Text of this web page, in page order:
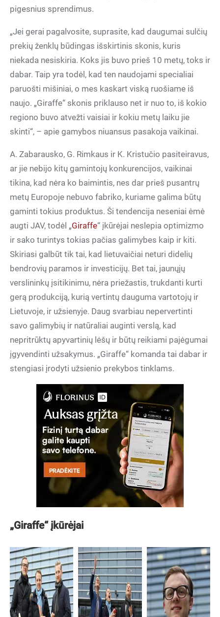
pigesnius sprendimus.
„Jei gerai pagalvosite, suprasite, kad daugumai sulčių
prekių ženklų būdingas išskirtinis skonis, kuris
niekada nesiskiria. Koks jis buvo prieš 10 metų, toks ir
dabar. Taip yra todėl, kad ten naudojami specialiai
paruošti mišiniai, o mes kaskart viską ruošiame iš
naujo. „Giraffe“ skonis priklauso net ir nuo to, iš kokio
regiono buvo atvežti vaisiai ir kokiu metų laiku jie
skinti“, – apie gamybos niuansus pasakoja vaikinai.
A. Zabarausko, G. Rimkaus ir K. Kristučio pasiteiravus,
ar jie nebijo kitų gamintojų konkurencijos, vaikinai
tikina, kad nėra ko baimintis, nes dar prieš pusantrų
metų Europoje nebuvo fabriko, kuriame galima būtų
gaminti tokius produktus. Ši tendencija neseniai ėmė
augti JAV, todėl „Giraffe“ įkūrėjai neslepia optimizmo
ir sako turintys tokias pačias galimybes kaip ir kiti.
Skiriasi galbūt tik tai, kad lietuvaičiai neturi didelių
bendrovių paramos ir investicijų. Bet tai, jaunųjų
verslininkų įsitikinimu, nėra priežastis, trukdanti kurti
gerą produkciją, kurią vertintų dauguma vartotojų ir
Lietuvoje, ir užsienyje. Daug svarbiau nepervertinti
savo galimybių ir natūraliai auginti verslą, kad
nepritrūktų apyvartinių lėšų ir būtų reikiami pajėgumai
įgyvendinti užsakymus. „Giraffe“ komanda tai dabar ir
stengiasi įrodyti užsienio prekybos tinklams.
„Giraffe“ įkūrėjai